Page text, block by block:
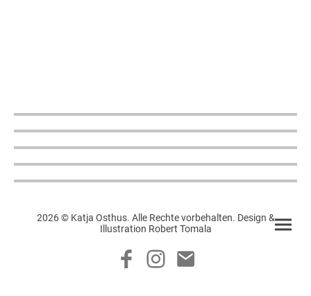
2026 © Katja Osthus. Alle Rechte vorbehalten. Design &
Illustration Robert Tomala